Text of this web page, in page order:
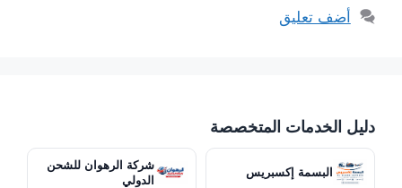
أضف تعليق
دليل الخدمات المتخصصة
البسمة إكسبريس
شركة الرهوان للشحن
الدولي